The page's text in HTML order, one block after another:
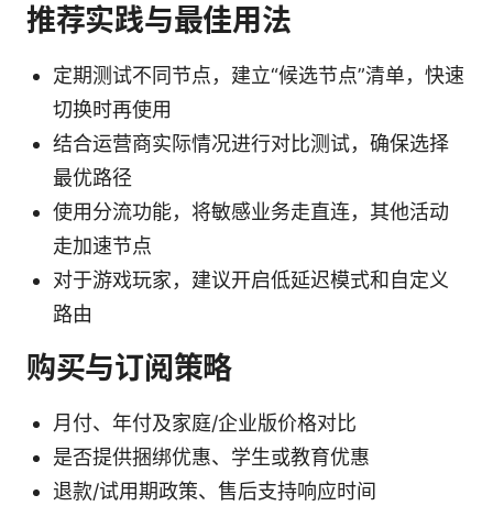
推荐实践与最佳用法
定期测试不同节点，建立“候选节点”清单，快速
切换时再使用
结合运营商实际情况进行对比测试，确保选择
最优路径
使用分流功能，将敏感业务走直连，其他活动
走加速节点
对于游戏玩家，建议开启低延迟模式和自定义
路由
购买与订阅策略
月付、年付及家庭/企业版价格对比
是否提供捆绑优惠、学生或教育优惠
退款/试用期政策、售后支持响应时间